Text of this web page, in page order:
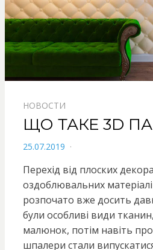
НОВОСТИ
ЩО ТАКЕ 3D
POSTED
25.07.2019
Перехід від плоских
оздоблювальних
розпочато вже досить
були особливі види
малюнок, потім навіть
шпалери стали